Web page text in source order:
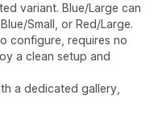
variant. Blue/Large can
Small, or Red/Large.
configure, requires no
a clean setup and
a dedicated gallery,